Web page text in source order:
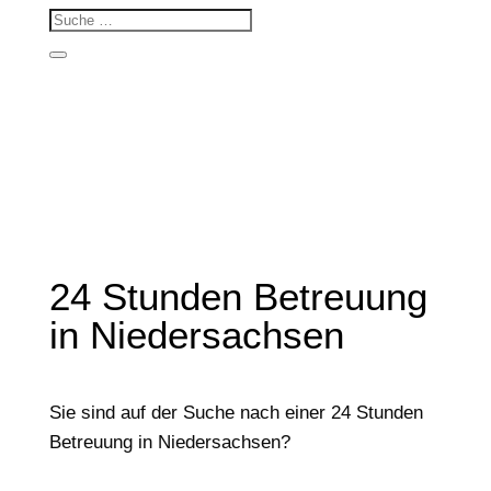
24 Stunden Betreuung
in Niedersachsen
Sie sind auf der Suche nach einer 24 Stunden
Betreuung in Niedersachsen?